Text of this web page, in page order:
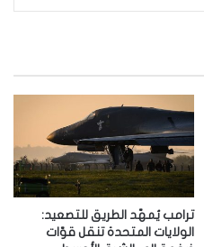
ترامب يُمهّد الطريق للتصعيد:
الولايات المتحدة تنقل قوّات